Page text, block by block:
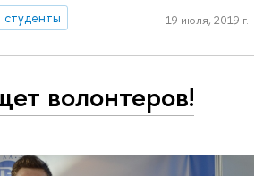
студенты 19 июля, 2019 г.
волонтеров!